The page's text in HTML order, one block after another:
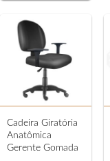
Cadeira Giratória
Anatômica
Gerente Gomada